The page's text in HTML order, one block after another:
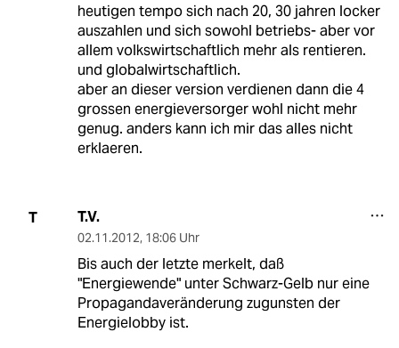
heutigen tempo sich nach 20, 30 jahren locker
auszahlen und sich sowohl betriebs- aber vor
allem volkswirtschaftlich mehr als rentieren.
und globalwirtschaftlich.
aber an dieser version verdienen dann die 4
grossen energieversorger wohl nicht mehr
genug. anders kann ich mir das alles nicht
erklaeren.
T T.V.
02.11.2012, 18:06 Uhr
Bis auch der letzte merkelt, daß
"Energiewende" unter Schwarz-Gelb nur eine
Propagandaveränderung zugunsten der
Energielobby ist.